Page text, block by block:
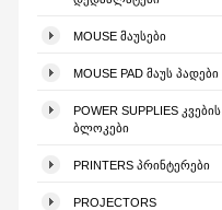
MOUSE ᲛᲐᲣᲡᲔᲑᲘ
MOUSE PAD ᲛᲐᲣᲡ ᲞᲐᲓᲔᲑᲘ
POWER SUPPLIES ᲙᲕᲔᲑᲘᲡ
ᲑᲚᲝᲙᲔᲑᲘ
PRINTERS ᲞᲠᲘᲜᲢᲔᲠᲔᲑᲘ
PROJECTORS